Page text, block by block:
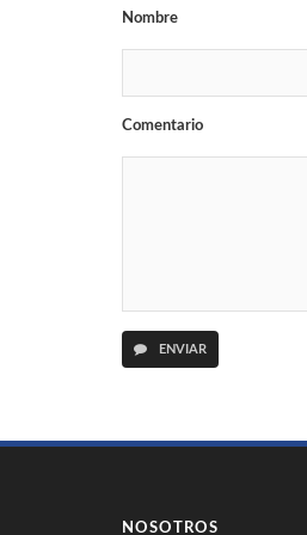
Nombre
Comentario
ENVIAR
NOSOTROS